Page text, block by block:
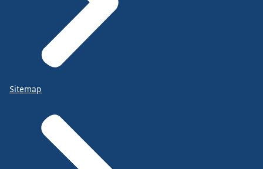
Sitemap